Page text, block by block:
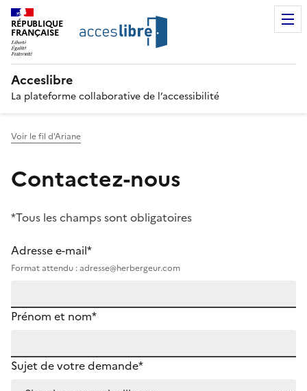
RÉPUBLIQUE
FRANÇAISE
Acceslibre
La plateforme collaborative de l’accessibilité
Voir le fil d'Ariane
Contactez-nous
*Tous les champs sont obligatoires
Adresse e-mail*
Format attendu : adresse@herbergeur.com
Prénom et nom*
Sujet de votre demande*